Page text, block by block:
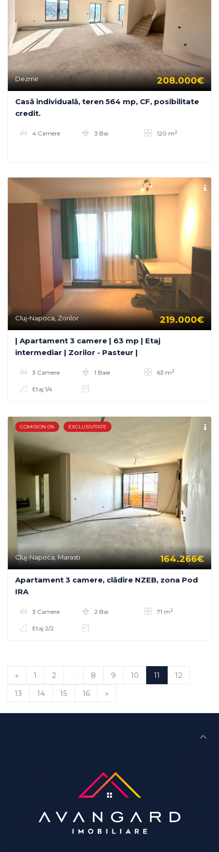
Dezmir 208.000€
Casă individuală, teren 564 mp, CF, posibilitate
credit.
4 Camere 3 Bai 120 m2
Cluj-Napoca, Zorilor 219.000€
| Apartament 3 camere | 63 mp | Etaj
intermediar | Zorilor - Pasteur |
3 Camere 1 Baie 63 m2
Etaj 1/4
COMISION 0% EXCLUSIVITATE
Cluj-Napoca, Marasti 164.266€
Apartament 3 camere, clădire NZEB, zona Pod
IRA
3 Camere 2 Bai 71 m2
Etaj 2/2
« 1 2 ... 8 9 10 11
12
13
14 15 16 »